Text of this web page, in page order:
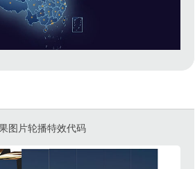
图片轮播特效代码